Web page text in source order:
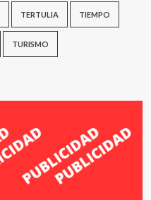
TERTULIA TIEMPO
TURISMO